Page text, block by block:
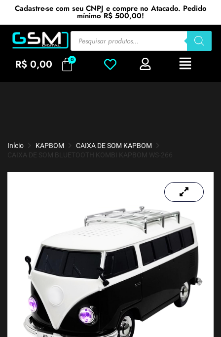
Cadastre-se com seu CNPJ e compre no Atacado. Pedido
mínimo R$ 500,00!
R$ 0,00
Início KAPBOM
CAIXA DE SOM KAPBOM
CAIXA DE SOM BLUETOOTH KOMBI KAPBOM WS-266